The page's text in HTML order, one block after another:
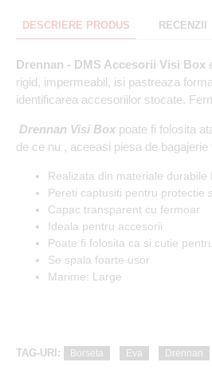
DESCRIERE PRODUS RECENZII
Drennan - DMS Accesorii Visi Box
rigid, impermeabil, isi pastreaza
identificarea accesoriilor stocate.
Drennan Visi Box poate fi folosita
de ce nu , aceeasi piesa de
Realizata din materiale durabile
Pereti captusiti pentru protectie
Capac transparent cu fermoar
Ideala pentru accesorii
Poate fi folosita ca si cutie
Se spala foarte usor
Marime: Large
TAG-URI: Borseta Eva Drennan